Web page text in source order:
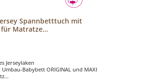
Spannbetttuch mit
Matratze
Jerseylaken
Babybett ORIGINAL und MAXI